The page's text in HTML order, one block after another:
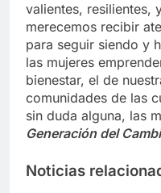
valientes, resilientes,
merecemos recibir
para seguir siendo y
las mujeres
bienestar, el de
comunidades de las
sin duda alguna, las
Generación del
Noticias